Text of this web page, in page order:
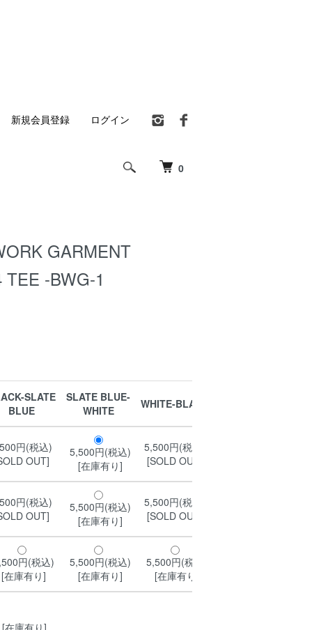
0
新規会員登録 ログイン
GARMENT
TEE -BWG-1
SLATE
BLUE
SLATE BLUE-
WHITE
WHITE-BLACK
円(税込)
OUT]
5,500円(税込)
[在庫有り]
5,500円(税込)
[SOLD OUT]
円(税込)
OUT]
5,500円(税込)
[在庫有り]
5,500円(税込)
[SOLD OUT]
円(税込)
[在庫有り]
5,500円(税込)
[在庫有り]
5,500円(税込)
[在庫有り]
在庫有り]